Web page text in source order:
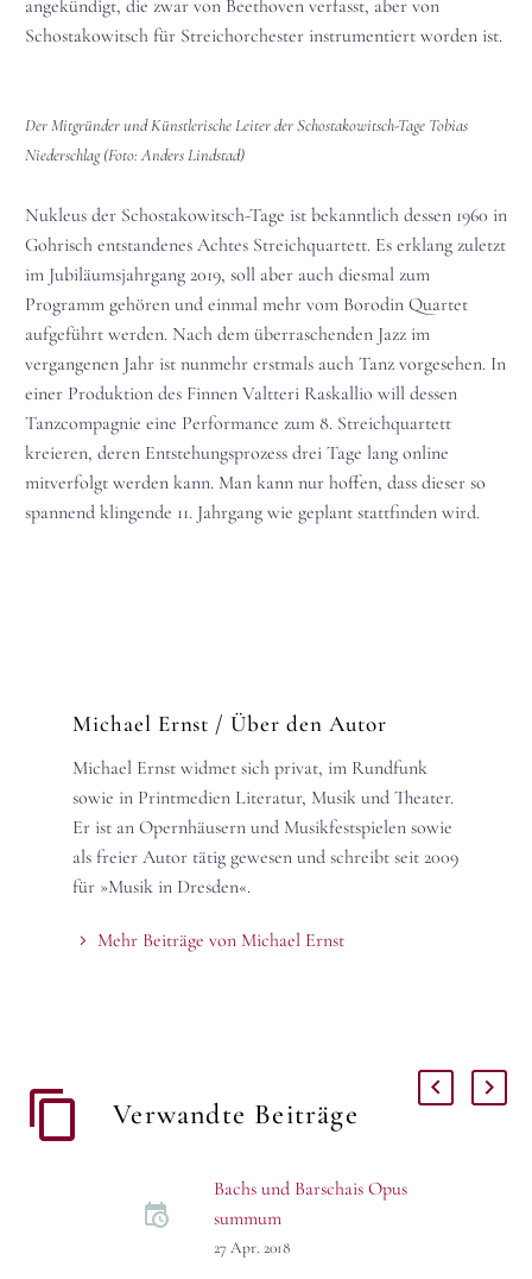
angekündigt, die zwar von Beethoven verfasst, aber von
Schostakowitsch für Streichorchester instrumentiert worden ist.
Der Mitgründer und Künstlerische Leiter der Schostakowitsch-Tage Tobias
Niederschlag (Foto: Anders Lindstad)
Nukleus der Schostakowitsch-Tage ist bekanntlich dessen 1960 in
Gohrisch entstandenes Achtes Streichquartett. Es erklang zuletzt
im Jubiläumsjahrgang 2019, soll aber auch diesmal zum
Programm gehören und einmal mehr vom Borodin Quartet
aufgeführt werden. Nach dem überraschenden Jazz im
vergangenen Jahr ist nunmehr erstmals auch Tanz vorgesehen. In
einer Produktion des Finnen Valtteri Raskallio will dessen
Tanzcompagnie eine Performance zum 8. Streichquartett
kreieren, deren Entstehungsprozess drei Tage lang online
mitverfolgt werden kann. Man kann nur hoffen, dass dieser so
spannend klingende 11. Jahrgang wie geplant stattfinden wird.
Michael Ernst / Über den Autor
Michael Ernst widmet sich privat, im Rundfunk
sowie in Printmedien Literatur, Musik und Theater.
Er ist an Opernhäusern und Musikfestspielen sowie
als freier Autor tätig gewesen und schreibt seit 2009
für »Musik in Dresden«.
Mehr Beiträge von Michael Ernst
Verwandte Beiträge
Bachs und Barschais Opus
summum
Die Dresdner Kapellsolisten
27 Apr. 2018